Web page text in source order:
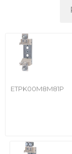
ETPK00M8M81P